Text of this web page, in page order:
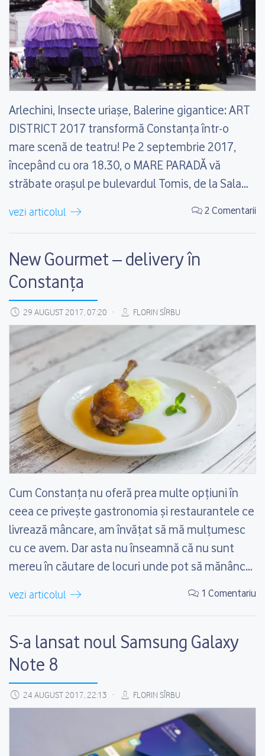
Arlechini, Insecte uriașe, Balerine gigantice: ART
DISTRICT 2017 transformă Constanţa într-o
mare scenă de teatru! Pe 2 septembrie 2017,
începând cu ora 18.30, o MARE PARADĂ vă
străbate orașul pe bulevardul Tomis, de la Sala
septembrie 2017, începând cu ora 12.00, Piața
vezi articolul 2 Comentarii
New Gourmet – delivery în
Constanța
29 AUGUST 2017, 07:20 FLORIN SÎRBU
Cum Constanța nu oferă prea multe opțiuni în
ceea ce privește gastronomia și restaurantele ce
livrează mâncare, am învățat să mă mulțumesc
cu ce avem. Dar asta nu înseamnă că nu sunt
mereu în căutare de locuri unde pot să mănânc
toate restaurantele ce...
vezi articolul 1 Comentariu
S-a lansat noul Samsung Galaxy
Note 8
24 AUGUST 2017, 22:13 FLORIN SÎRBU